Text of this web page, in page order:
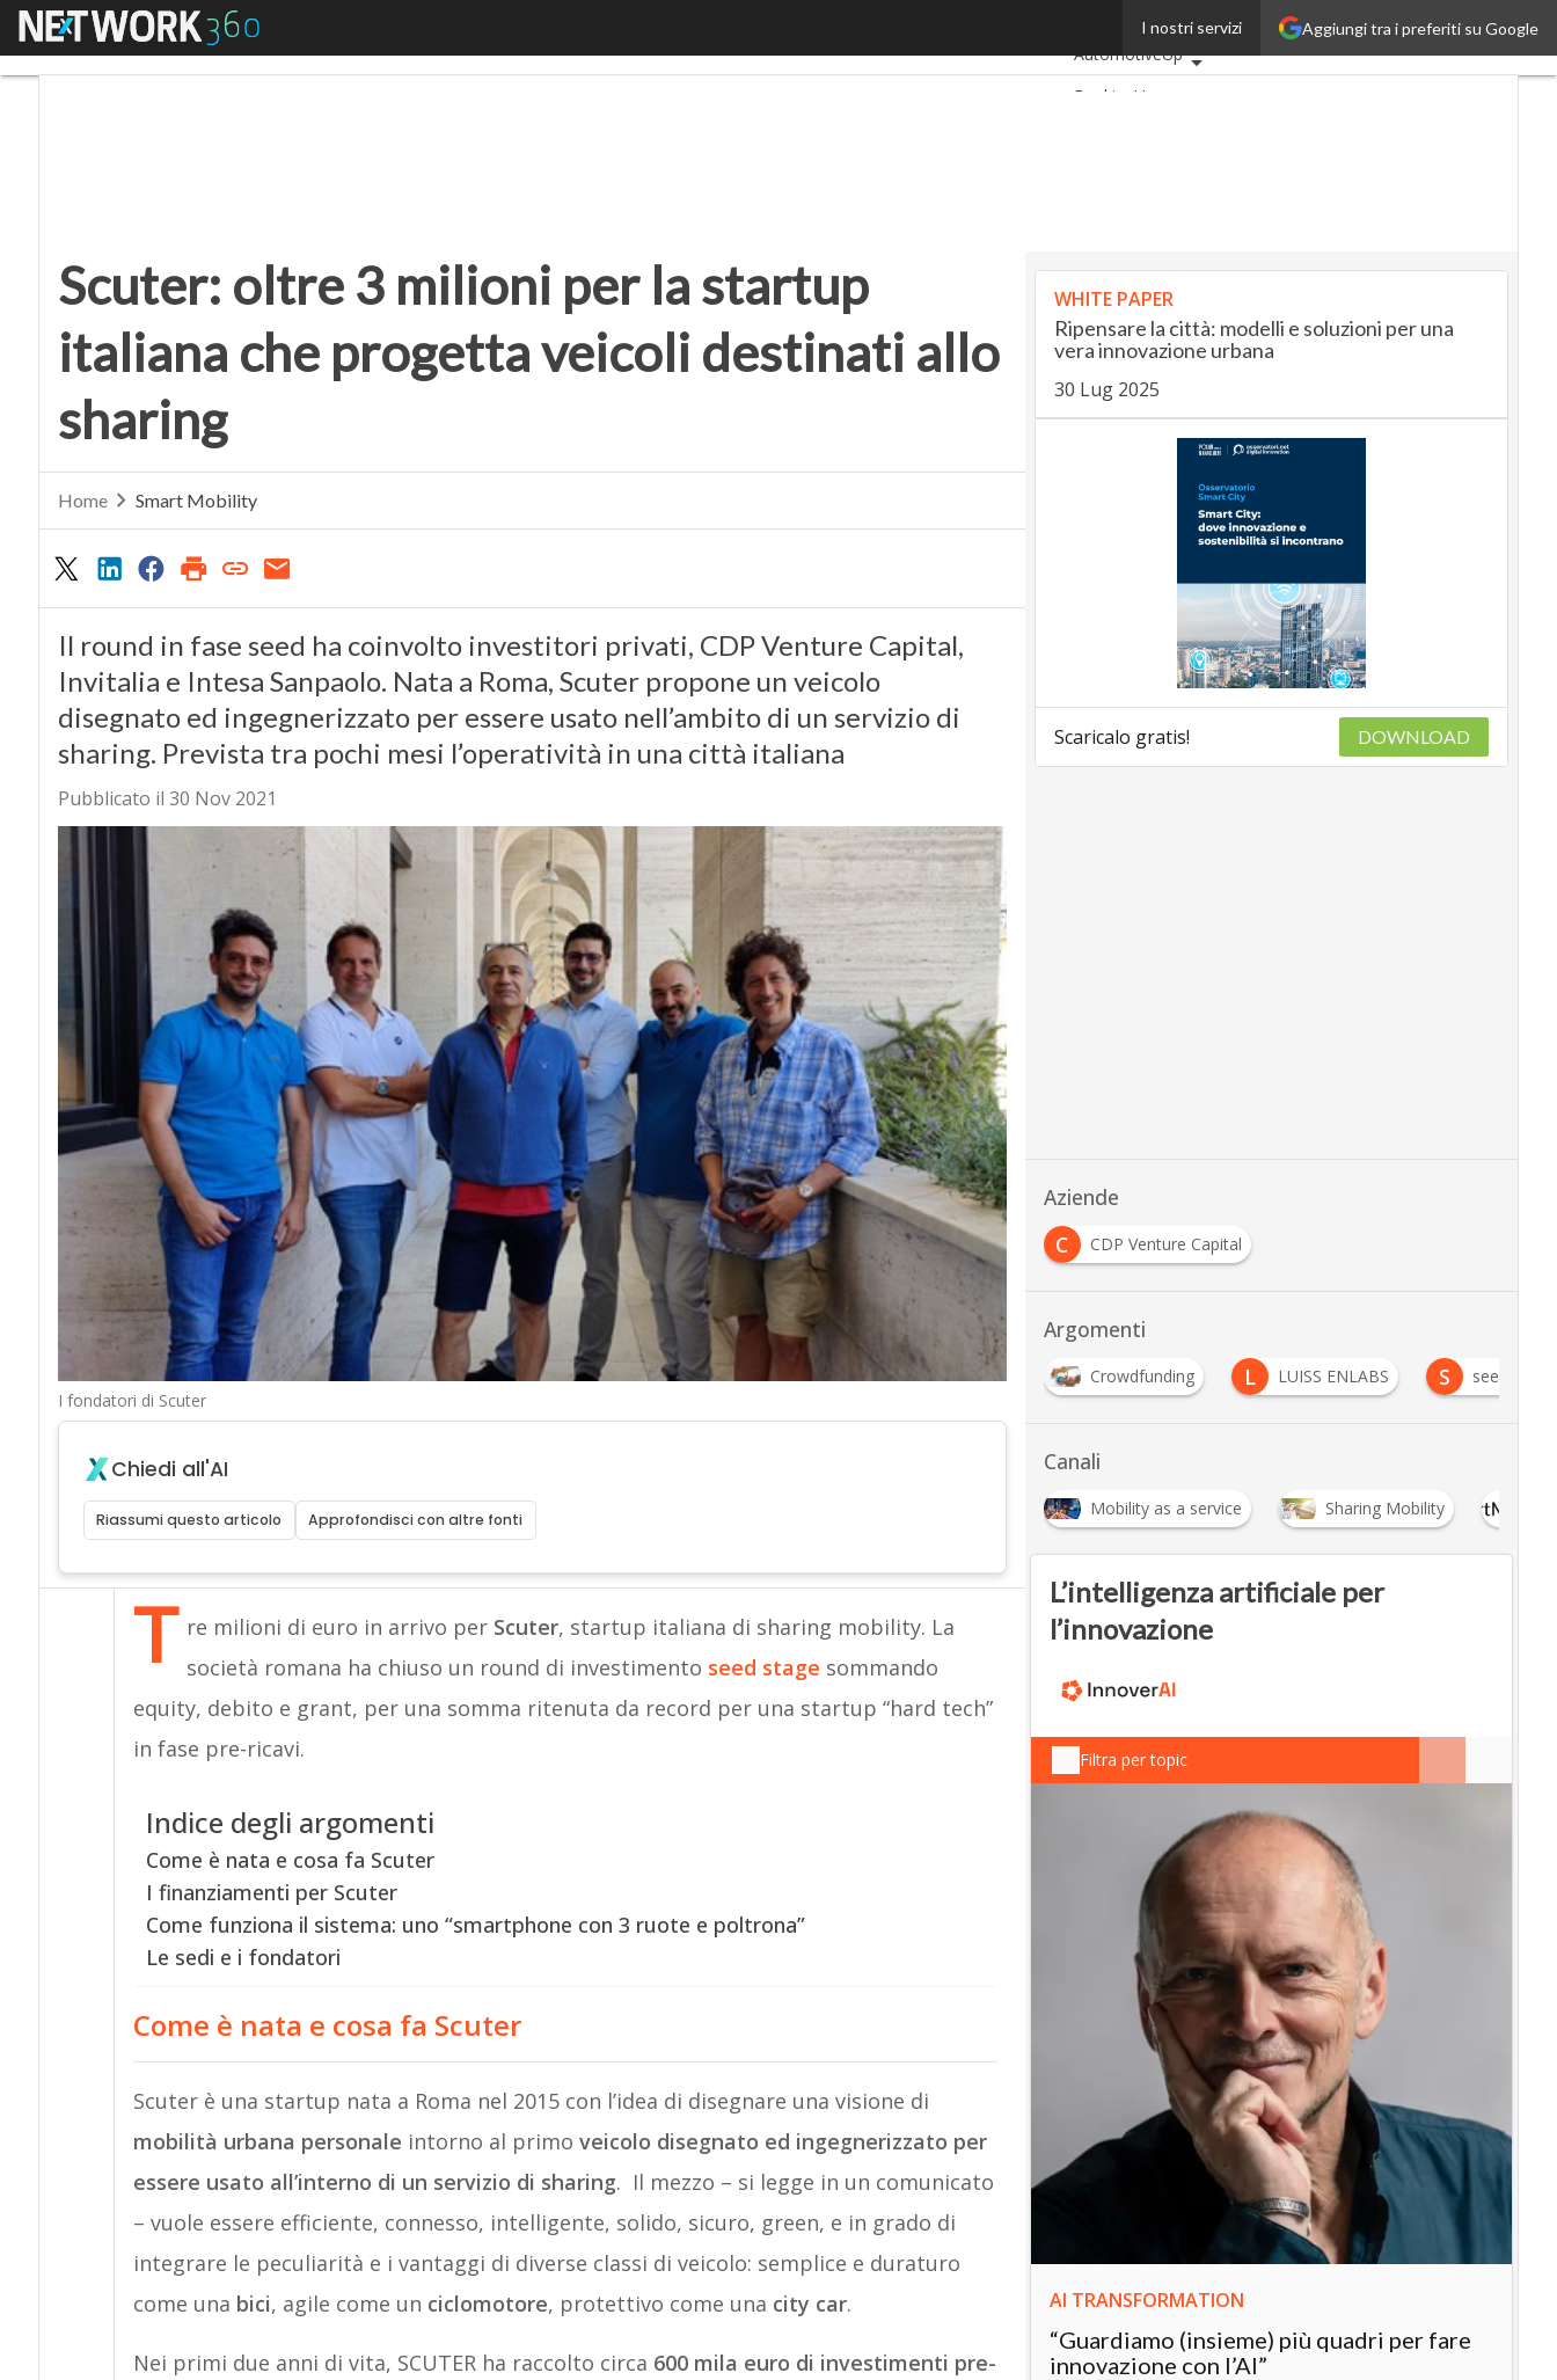
Aggiungi tra i preferiti su Google
I nostri servizi
Menu
Ultimi articoli
AutomotiveUp
BankingUp
Scuter: oltre 3 milioni per la startup
italiana che progetta veicoli destinati allo
sharing
Home Smart Mobility
Il round in fase seed ha coinvolto investitori privati, CDP Venture Capital,
Invitalia e Intesa Sanpaolo. Nata a Roma, Scuter propone un veicolo
disegnato ed ingegnerizzato per essere usato nell’ambito di un servizio di
sharing. Prevista tra pochi mesi l’operatività in una città italiana
Pubblicato il 30 Nov 2021
I fondatori di Scuter
Chiedi all'AI
Riassumi questo articolo Approfondisci con altre fonti
T re milioni di euro in arrivo per Scuter, startup italiana di sharing mobility. La
società romana ha chiuso un round di investimento seed stage sommando
equity, debito e grant, per una somma ritenuta da record per una startup “hard tech”
in fase pre-ricavi.
Indice degli argomenti
Come è nata e cosa fa Scuter
I finanziamenti per Scuter
Come funziona il sistema: uno “smartphone con 3 ruote e poltrona”
Le sedi e i fondatori
Come è nata e cosa fa Scuter
Scuter è una startup nata a Roma nel 2015 con l’idea di disegnare una visione di
mobilità urbana personale intorno al primo veicolo disegnato ed ingegnerizzato per
essere usato all’interno di un servizio di sharing. Il mezzo – si legge in un comunicato
– vuole essere efficiente, connesso, intelligente, solido, sicuro, green, e in grado di
integrare le peculiarità e i vantaggi di diverse classi di veicolo: semplice e duraturo
come una bici, agile come un ciclomotore, protettivo come una city car.
Nei primi due anni di vita, SCUTER ha raccolto circa 600 mila euro di investimenti pre-
WHITE PAPER
Ripensare la città: modelli e soluzioni per una
vera innovazione urbana
30 Lug 2025
Scaricalo gratis! DOWNLOAD
Aziende
C
CDP Venture Capital
Argomenti
C
CDP Venture Capital - Fondo Nazionale Innovazione Crowdfunding L LUISS ENLABS S seed
Canali
Mobility as a service Sharing Mobility
L’intelligenza artificiale per
l’innovazione
Filtra per topic
AI TRANSFORMATION
“Guardiamo (insieme) più quadri per fare
innovazione con l’AI”